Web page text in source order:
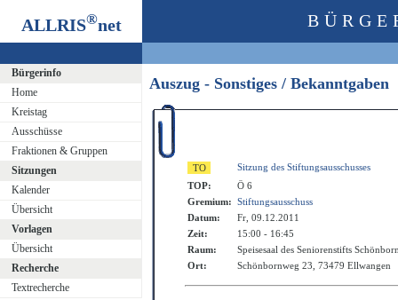
ALLRIS®net
Bürgerinfo
Home
Kreistag
Ausschüsse
Fraktionen & Gruppen
Sitzungen
Kalender
Übersicht
Vorlagen
Übersicht
Recherche
Textrecherche
Auszug - Sonstiges / Bekanntgaben
Sitzung des Stiftungsausschusses
TOP:
Ö 6
Gremium: Stiftungsausschuss
Datum:
Fr, 09.12.2011
Zeit:
15:00 - 16:45
Raum:
Speisesaal des Seniorenstifts
Ort:
Schönbornweg 23, 73479 Ellwangen